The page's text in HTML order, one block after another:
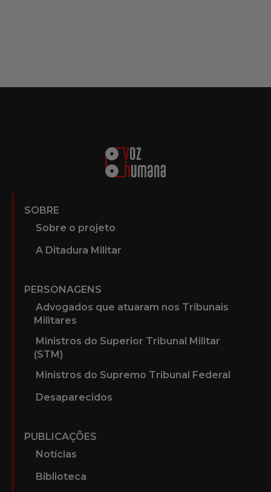
SOBRE
Sobre o projeto
A Ditadura Militar
PERSONAGENS
Advogados que atuaram nos Tribunais
Militares
Ministros do Superior Tribunal Militar
(STM)
Ministros do Supremo Tribunal Federal
Desaparecidos
PUBLICAÇÕES
Notícias
Biblioteca